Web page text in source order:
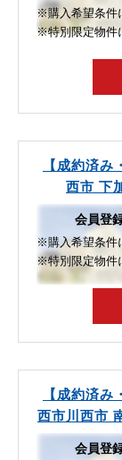
※購入希望条件
※特別限定物件
【成約済
西市 下
会員登
※購入希望条件
※特別限定物件
【成約済
西市川西市
会員登